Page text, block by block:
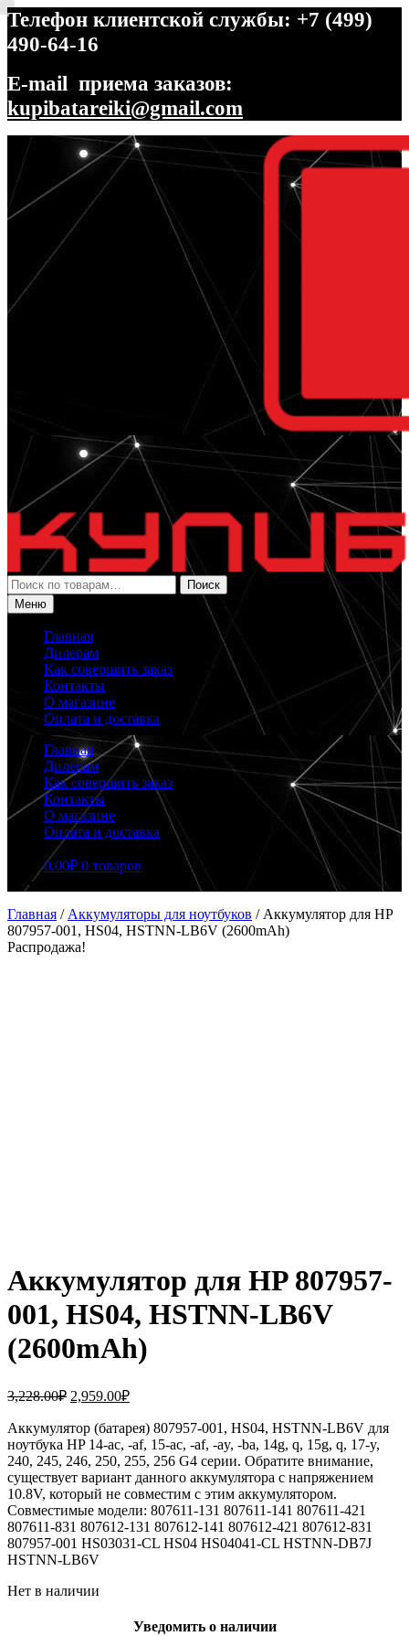
Телефон клиентской службы: +7 (499)
490-64-16
E-mail приема заказов:
kupibatareiki@gmail.com
Перейти
навигации
Перейти
содержимому
Искать:
Поиск
Меню
Главная
Дилерам
Как совершить заказ
Контакты
О магазине
Оплата и доставка
Главная
Дилерам
Как совершить заказ
Контакты
О магазине
Оплата и доставка
0.00₽ 0 товаров
Главная / Аккумуляторы для ноутбуков / Аккумулятор для HP
807957-001, HS04, HSTNN-LB6V (2600mAh)
Распродажа!
Аккумулятор для HP 807957-
001, HS04, HSTNN-LB6V
(2600mAh)
3,228.00₽ Первоначальная
составляла
3,228.00₽.
2,959.00₽Текущая
2,959.00₽.
Аккумулятор (батарея) 807957-001, HS04, HSTNN-LB6V для
ноутбука HP 14-ac, -af, 15-ac, -af, -ay, -ba, 14g, q, 15g, q, 17-y,
240, 245, 246, 250, 255, 256 G4 серии. Обратите внимание,
существует вариант данного аккумулятора с напряжением
10.8V, который не совместим с этим аккумулятором.
Совместимые модели: 807611-131 807611-141 807611-421
807611-831 807612-131 807612-141 807612-421 807612-831
807957-001 HS03031-CL HS04 HS04041-CL HSTNN-DB7J
HSTNN-LB6V
Нет в наличии
Уведомить о наличии